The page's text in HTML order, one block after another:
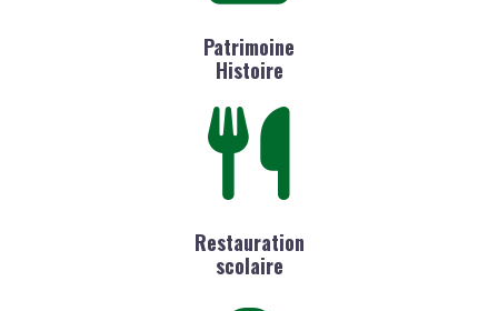
Patrimoine
Histoire
Restauration
scolaire